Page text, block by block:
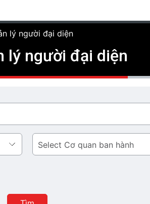
lý người đại diện
lý người đại diện
Cơ
quan